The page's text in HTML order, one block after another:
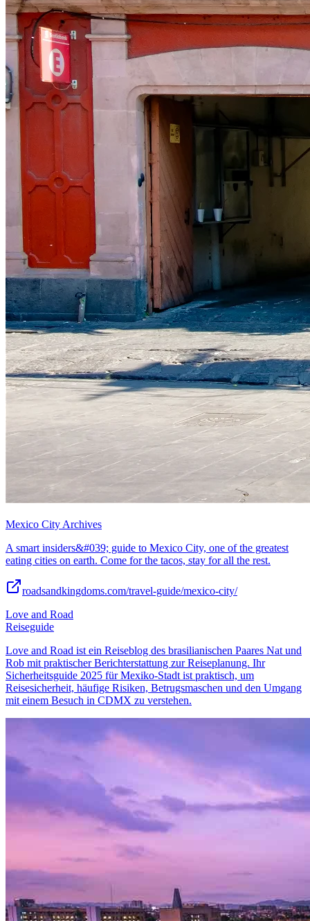
Mexico City Archives
A smart insiders&#039; guide to Mexico City, one of the greatest
eating cities on earth. Come for the tacos, stay for all the rest.
roadsandkingdoms.com/travel-guide/mexico-city/
Love and Road
Reiseguide
Love and Road ist ein Reiseblog des brasilianischen Paares Nat und
Rob mit praktischer Berichterstattung zur Reiseplanung. Ihr
Sicherheitsguide 2025 für Mexiko-Stadt ist praktisch, um
Reisesicherheit, häufige Risiken, Betrugsmaschen und den Umgang
mit einem Besuch in CDMX zu verstehen.